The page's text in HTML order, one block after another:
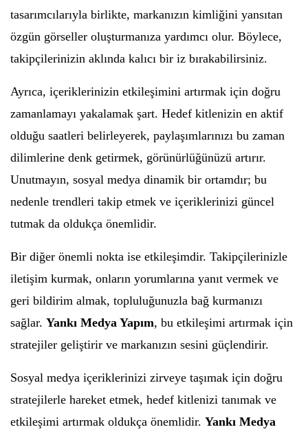
tasarımcılarıyla birlikte, markanızın kimliğini yansıtan
özgün görseller oluşturmanıza yardımcı olur. Böylece,
takipçilerinizin aklında kalıcı bir iz bırakabilirsiniz.
Ayrıca, içeriklerinizin etkileşimini artırmak için doğru
zamanlamayı yakalamak şart. Hedef kitlenizin en aktif
olduğu saatleri belirleyerek, paylaşımlarınızı bu zaman
dilimlerine denk getirmek, görünürlüğünüzü artırır.
Unutmayın, sosyal medya dinamik bir ortamdır; bu
nedenle trendleri takip etmek ve içeriklerinizi güncel
tutmak da oldukça önemlidir.
Bir diğer önemli nokta ise etkileşimdir. Takipçilerinizle
iletişim kurmak, onların yorumlarına yanıt vermek ve
geri bildirim almak, topluluğunuzla bağ kurmanızı
sağlar. Yankı Medya Yapım, bu etkileşimi artırmak için
stratejiler geliştirir ve markanızın sesini güçlendirir.
Sosyal medya içeriklerinizi zirveye taşımak için doğru
stratejilerle hareket etmek, hedef kitlenizi tanımak ve
etkileşimi artırmak oldukça önemlidir. Yankı Medya